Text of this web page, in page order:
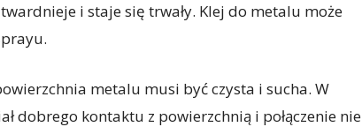
i staje się trwały. Klej do metalu może
metalu musi być czysta i sucha. W
dobrego kontaktu z powierzchnią i połączenie nie